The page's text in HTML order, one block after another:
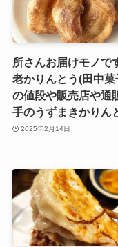
所さんお届けモノで
老かりんとう(田中菓
の値段や販売店や通
手のうずまきかりん
2025年2月14日